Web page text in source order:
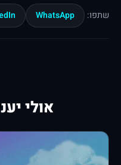
שתפו: WhatsApp
אולי